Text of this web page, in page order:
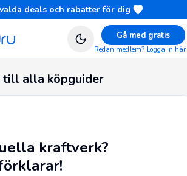
deals och rabatter för dig
Gå med gratis
Redan medlem? Logga in här
till alla köpguider
kraftverk?